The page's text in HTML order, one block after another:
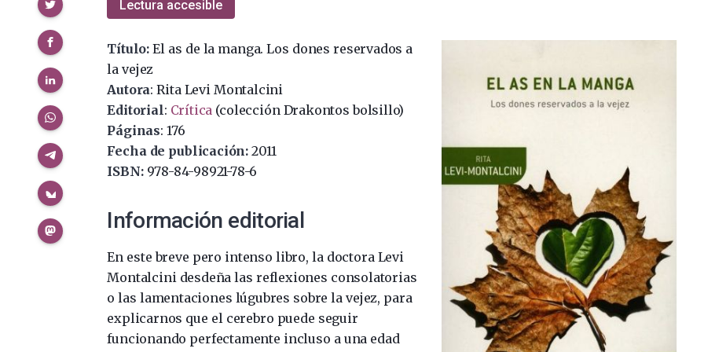
Lectura accesible
Título:El as de la manga. Los dones reservados a
la vejez
Autora: Rita Levi Montalcini
Editorial: Crítica (colección Drakontos bolsillo)
Páginas: 176
Fecha de publicación:2011
ISBN:978-84-98921-78-6
Información editorial
En este breve pero intenso libro, la doctora Levi
Montalcini desdeña las reflexiones consolatorias
o las lamentaciones lúgubres sobre la vejez, para
explicarnos que el cerebro puede seguir
funcionando perfectamente incluso a una edad